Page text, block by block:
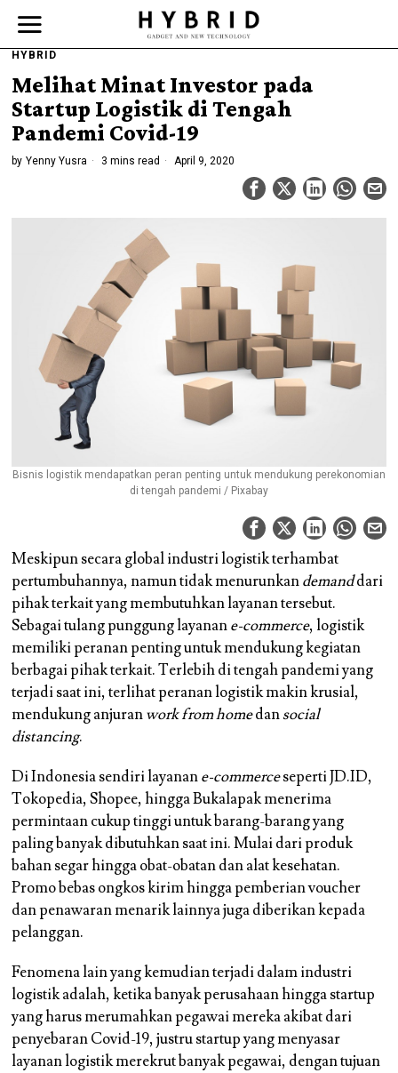
HYBRID
Melihat Minat Investor pada
Startup Logistik di Tengah
Pandemi Covid-19
by Yenny Yusra 3 mins read April 9, 2020
Bisnis logistik mendapatkan peran penting untuk mendukung perekonomian
di tengah pandemi / Pixabay
Meskipun secara global industri logistik terhambat
pertumbuhannya, namun tidak menurunkandemanddari
pihak terkait yang membutuhkan layanan tersebut.
Sebagai tulang punggung layanane-commerce, logistik
memiliki peranan penting untuk mendukung kegiatan
berbagai pihak terkait. Terlebih di tengah pandemi yang
terjadi saat ini, terlihat peranan logistik makin krusial,
mendukung anjuranwork from homedansocial
distancing.
Di Indonesia sendiri layanane-commerceseperti JD.ID,
Tokopedia, Shopee, hingga Bukalapak menerima
permintaan cukup tinggi untuk barang-barang yang
paling banyak dibutuhkan saat ini. Mulai dari produk
bahan segar hingga obat-obatan dan alat kesehatan.
Promo bebas ongkos kirim hingga pemberian voucher
dan penawaran menarik lainnya juga diberikan kepada
pelanggan.
Fenomena lain yang kemudian terjadi dalam industri
logistik adalah, ketika banyak perusahaan hingga startup
yang harus merumahkan pegawai mereka akibat dari
penyebaran Covid-19, justru startup yang menyasar
layanan logistik merekrut banyak pegawai, dengan tujuan